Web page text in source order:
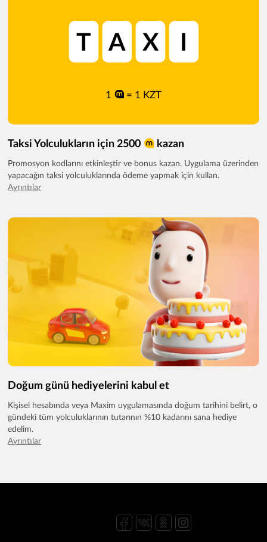
T A X
1 = 1 KZT
Taksi Yolculukların için 2500 kazan
Promosyon kodlarını etkinleştir ve bonus kazan. Uygulama üzerinden
yapacağın taksi yolculuklarında ödeme yapmak için kullan.
Ayrıntılar
Doğum günü hediyelerini kabul et
Kişisel hesabında veya Maxim uygulamasında doğum tarihini belirt, o
gündeki tüm yolculuklarının tutarının %10 kadarını sana hediye
edelim.
Ayrıntılar